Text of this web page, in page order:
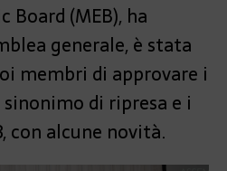
Board (MEB), ha
generale, è stata
membri di approvare i
di ripresa e i
con alcune novità.